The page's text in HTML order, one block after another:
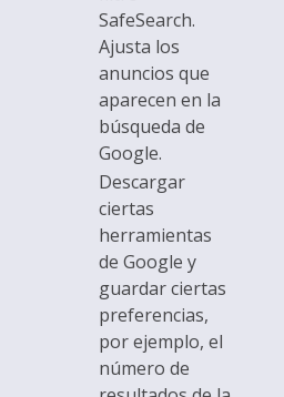
SafeSearch.
Ajusta los
anuncios que
aparecen en la
búsqueda de
Google.
Descargar
ciertas
herramientas
de Google y
guardar ciertas
preferencias,
por ejemplo, el
número de